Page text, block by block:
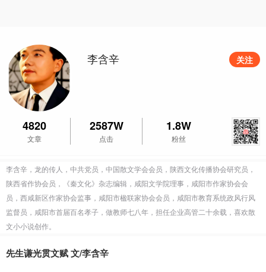
李含辛 关注
4820
文章
2587W
点击
1.8W
粉丝
李含辛，龙的传人，中共党员，中国散文学会会员，陕西文化传播协会研究员，
陕西省作协会员，《秦文化》杂志编辑，咸阳文学院理事，咸阳市作家协会会
员，西咸新区作家协会监事，咸阳市楹联家协会会员，咸阳市教育系统政风行风
监督员，咸阳市首届百名孝子，做教师七八年，担任企业高管二十余载，喜欢散
文小小说创作。
先生谦光贯文赋 文/李含辛